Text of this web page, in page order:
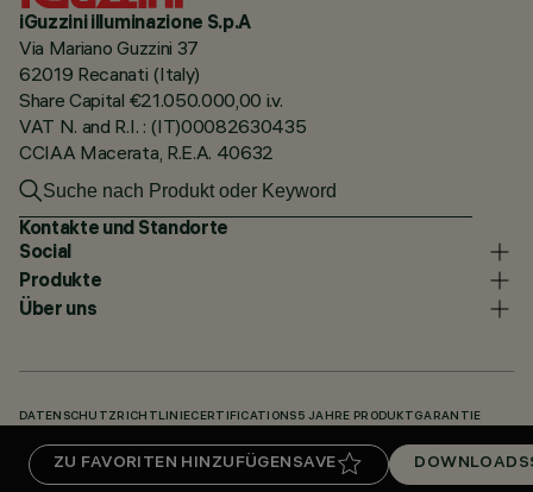
ZU FAVORITEN HINZUFÜGEN SAVE DOWNLOADS
iGuzzini illuminazione S.p.A
Via Mariano Guzzini 37
62019 Recanati (Italy)
Share Capital €21.050.000,00 i.v.
VAT N. and R.I. : (IT)00082630435
CCIAA Macerata, R.E.A. 40632
Kontakte und Standorte
Social
Produkte
Über uns
DATENSCHUTZRICHTLINIECERTIFICATIONS 5 JAHRE PRODUKTGARANTIE
UNSERE CODES KNOWLEDGE BASE (LOGIN REQUIRED) DOWNLOADS